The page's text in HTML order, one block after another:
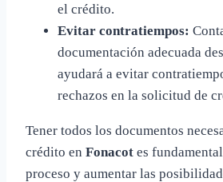
el crédito.
Evitar contratiempos:
documentación adecuada
ayudará a evitar
rechazos en la solicitud de
Tener todos los documentos
crédito en Fonacot es
proceso y aumentar las